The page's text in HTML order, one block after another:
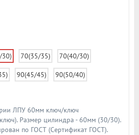
70(35/35) 70(40/30)
90(45/45) 90(50/40)
ЛПУ 60мм ключ/ключ
Размер цилиндра - 60мм (30/30).
по ГОСТ (Сертификат ГОСТ).